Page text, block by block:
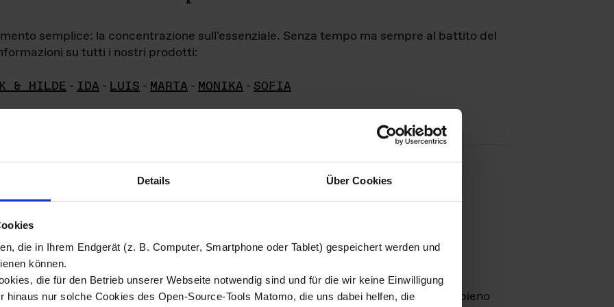
Details Über Cookies
die in Ihrem Endgerät (z. B. Computer, Smartphone oder Tablet) gespeichert werden und
können.
die für den Betrieb unserer Webseite notwendig sind und für die wir keine Einwilligung
hinaus nur solche Cookies des Open-Source-Tools Matomo, die uns dabei helfen, die
semplice: la concentrazione sull'essenziale. Senza tempo ma sempre al battito del
su tutti i nostri prodotti:
& HILDE - IDA - LUIS - MARTA - MONIKA - SOFIA
di immagini
materiale fotografico sono detenuti daDas ganze LebenGmbH e rimangono in pieno